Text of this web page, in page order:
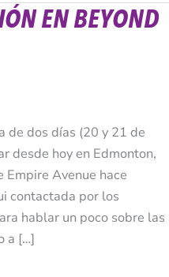
EN BEYOND
de dos días (20 y 21 de
desde hoy en Edmonton,
Empire Avenue hace
contactada por los
hablar un poco sobre las
a […]